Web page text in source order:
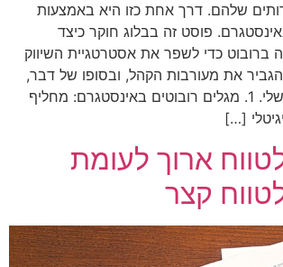
שלהם. דרך אחת כזו היא באמצעות
פוסט זה בבלוג חוקר כיצד
כדי לשפר את אסטרטגיית השיווק
את מעורבות הקהל, ובסופו של דבר,
להגביר את העסק שלי. 1. מגלים רובוטים באינסטגרם: מחליף
[…]
ארוך לעומת
קצר